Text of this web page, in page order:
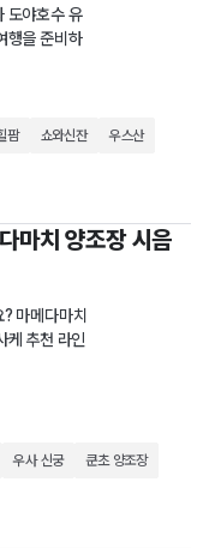
도야호수 유
행을 준비하
팜 쇼와신잔 우스산
마치 양조장 시음
? 마메다마치
케 추천 라인
우사 신궁 쿤초 양조장